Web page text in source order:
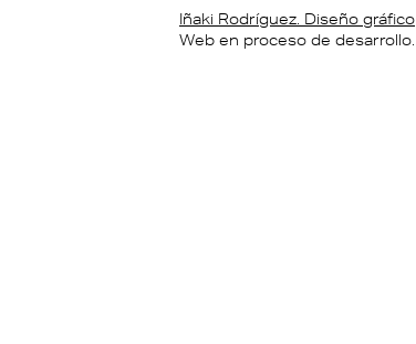
Iñaki Rodríguez. Diseño gráfico
Web en proceso de desarrollo.